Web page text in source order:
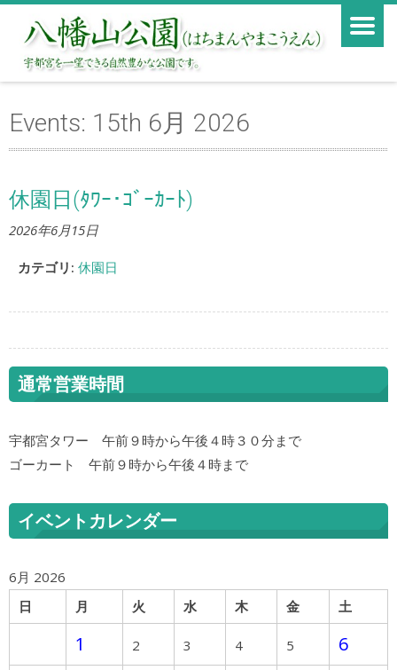
Events: 15th 6月 2026
休園日(ﾀﾜｰ･ｺﾞｰｶｰﾄ)
2026年6月15日
カテゴリ: 休園日
通常営業時間
宇都宮タワー 午前９時から午後４時３０分まで
ゴーカート 午前９時から午後４時まで
イベントカレンダー
6月 2026
日
月 火 水 木 金 土
1 2 3 4 5
6